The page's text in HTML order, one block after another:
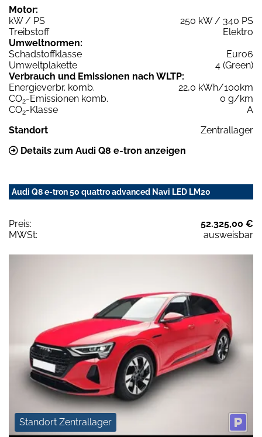
Motor:
kW / PS
250 kW / 340 PS
Treibstoff
Elektro
Umweltnormen:
Schadstoffklasse
Euro6
Umweltplakette
4 (Green)
Verbrauch und Emissionen nach WLTP:
Energieverbr. komb.
22,0 kWh/100km
CO2-Emissionen komb.
0 g/km
CO2-Klasse
A
Standort
Zentrallager
Details zum Audi Q8 e-tron anzeigen
Audi Q8 e-tron 50 quattro advanced Navi LED LM20
Preis:
52.325,00 €
MWSt:
ausweisbar
Standort Zentrallager